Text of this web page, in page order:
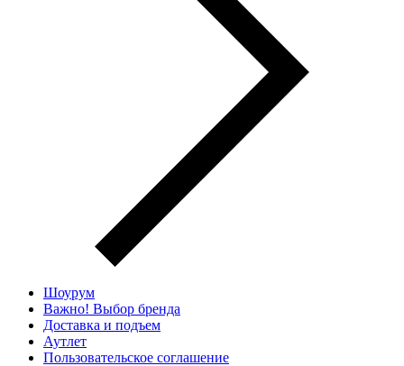
Шоурум
Важно! Выбор бренда
Доставка и подъем
Аутлет
Пользовательское соглашение